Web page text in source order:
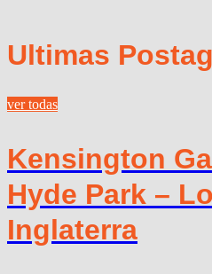
Ultimas
ver todas
Kensington
Hyde Park –
Inglaterra